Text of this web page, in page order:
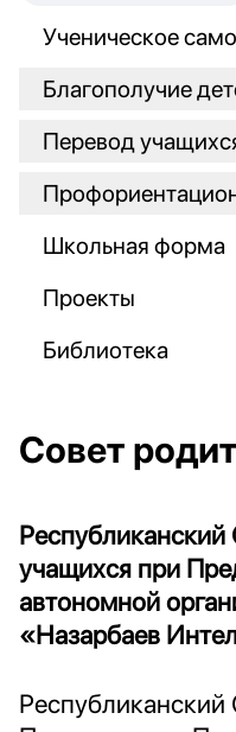
Ученическое
Благополучие
Перевод
Школьная форма
Проекты
Библиотека
Совет
учащихся при
автономной
«Назарбаев
Республиканский